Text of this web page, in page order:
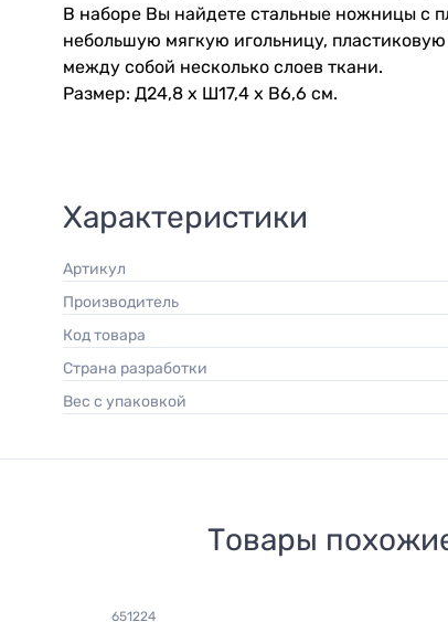
В наборе Вы найдете стальные ножницы с
небольшую мягкую игольницу,
между собой несколько слоев ткани.
Размер: Д24,8 x Ш17,4 x В6,6 см.
Характеристики
Артикул
Производитель
Код товара
Страна разработки
Вес с упаковкой
Товары
651224